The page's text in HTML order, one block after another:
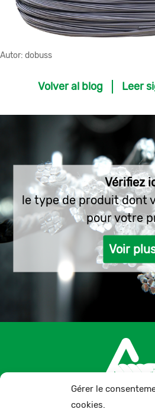
Gérer le
cookies.
Autor: dobuss
Volver al blog Leer
Vérifiez
le type de produit dont
pour votre
Voir